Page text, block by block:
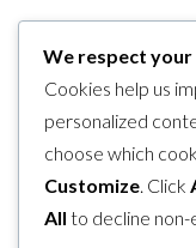
We respect
Cookies help us
personalized
choose which
Customize . Click
All to decline non-